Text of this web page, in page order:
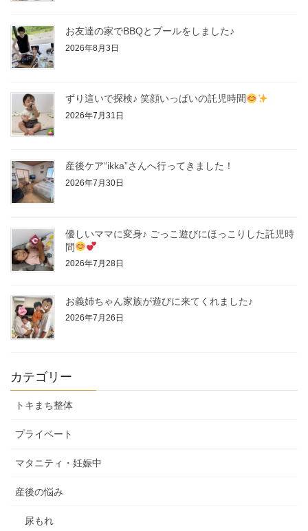
お友達の家でBBQとプールをしました♪
2026年8月3日
ずり這いで探検♪ 笑顔いっぱいの託児時間
2026年7月31日
産後ケア“ikka”さんへ行ってきました！
2026年7月30日
優しいママに変身♪ ごっこ遊びにほっこりした託児時
間
2026年7月28日
お義姉ちゃん家族が遊びに来てくれました♪
2026年7月26日
カテゴリー
トキまち整体
プライベート
マタニティ・妊娠中
産後の悩み
尿もれ